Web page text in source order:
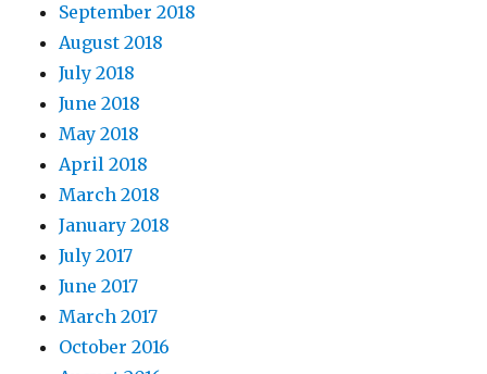
术
September 2018
August 2018
July 2018
June 2018
May 2018
April 2018
March 2018
January 2018
July 2017
June 2017
March 2017
October 2016